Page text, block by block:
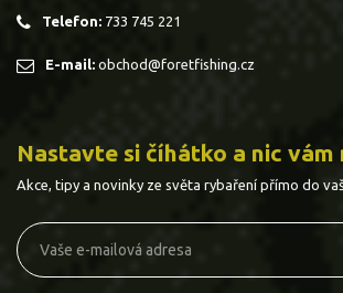
Telefon: 733 745 221
E-mail: obchod@foretfishing.cz
Nastavte si číhátko a nic vám
Akce, tipy a novinky ze světa rybaření přímo do